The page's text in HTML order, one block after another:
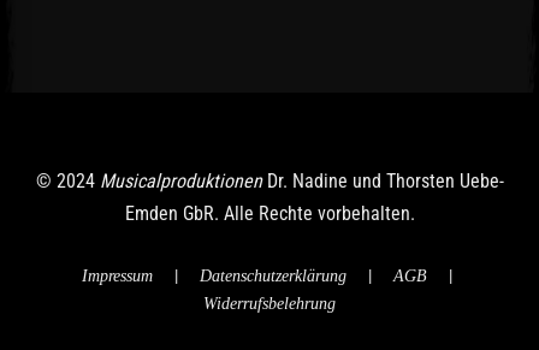
© 2024 MusicalproduktionenDr. Nadine und Thorsten Uebe-
Emden GbR. Alle Rechte vorbehalten.
Impressum | Datenschutzerklärung | AGB |
Widerrufsbelehrung